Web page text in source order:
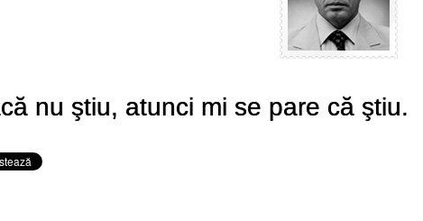
nu ştiu, atunci mi se pare că ştiu.